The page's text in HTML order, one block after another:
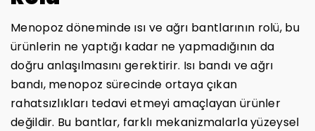
Menopoz döneminde ısı ve ağrı bantlarının rolü, bu
ürünlerin ne yaptığı kadar ne yapmadığının da
doğru anlaşılmasını gerektirir. Isı bandı ve ağrı
bandı, menopoz sürecinde ortaya çıkan
rahatsızlıkları tedavi etmeyi amaçlayan ürünler
değildir. Bu bantlar, farklı mekanizmalarla yüzeysel